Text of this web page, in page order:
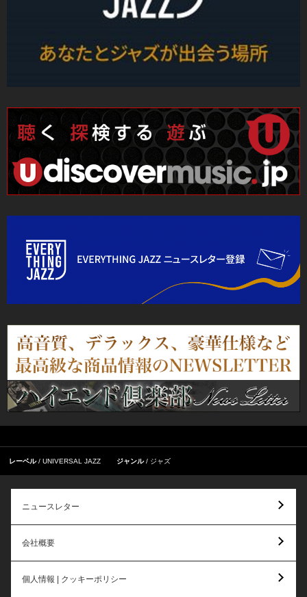
レーベル UNIVERSAL JAZZ ジャンル ジャズ
ニュースレター
会社概要
個人情報 | クッキーポリシー